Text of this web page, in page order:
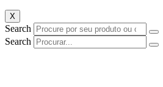
X
Search
Search